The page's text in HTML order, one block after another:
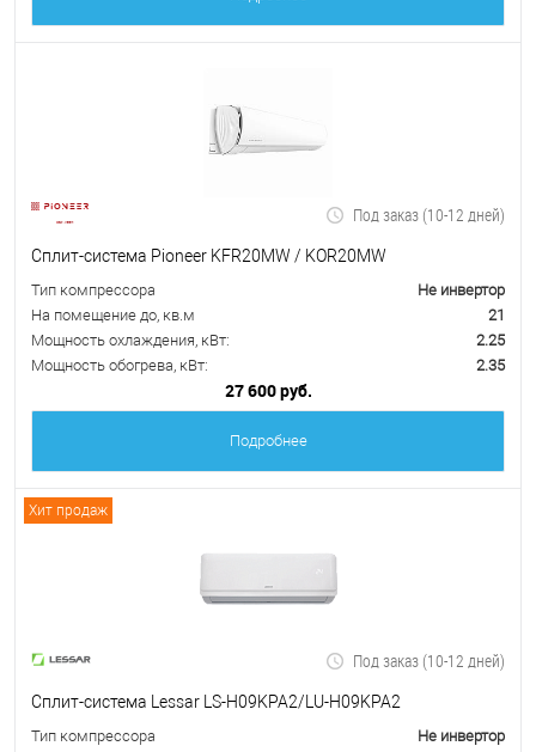
Под заказ (10-12 дней)
Сплит-система Pioneer KFR20MW / KOR20MW
Тип компрессора
Не инвертор
На помещение до, кв.м
21
Мощность охлаждения, кВт:
2.25
Мощность обогрева, кВт:
2.35
27 600 руб.
Подробнее
Хит продаж
Под заказ (10-12 дней)
Сплит-система Lessar LS-H09KPA2/LU-H09KPA2
Тип компрессора
Не инвертор